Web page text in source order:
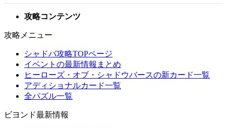
攻略コンテンツ
攻略メニュー
シャドバ攻略TOPページ
イベントの最新情報まとめ
ヒーローズ・オブ・シャドウバースの新カード一覧
アディショナルカード一覧
全パズル一覧
ビヨンド最新情報